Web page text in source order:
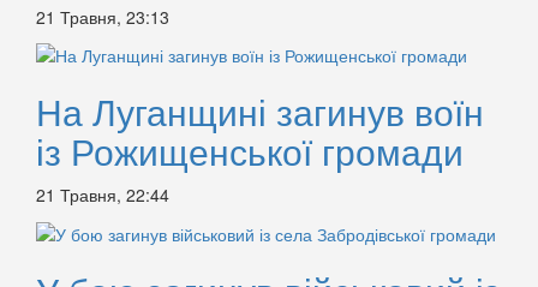
21 Травня, 23:13
На Луганщині загинув воїн
із Рожищенської громади
21 Травня, 22:44